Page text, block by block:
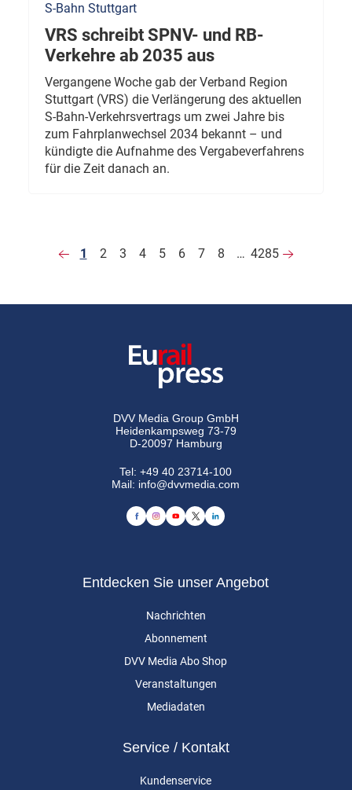
S-Bahn Stuttgart
VRS schreibt SPNV- und RB-
Verkehre ab 2035 aus
Vergangene Woche gab der Verband Region
Stuttgart (VRS) die Verlängerung des aktuellen
S-Bahn-Verkehrsvertrags um zwei Jahre bis
zum Fahrplanwechsel 2034 bekannt – und
kündigte die Aufnahme des Vergabeverfahrens
für die Zeit danach an.
1 2 3 4 5 6 7 8 … 4285
DVV Media Group GmbH
Heidenkampsweg 73-79
D-20097 Hamburg
Tel:+49 40 23714-100
Mail: info@dvvmedia.com
Entdecken Sie unser Angebot
Nachrichten
Abonnement
DVV Media Abo Shop
Veranstaltungen
Mediadaten
Service / Kontakt
Kundenservice